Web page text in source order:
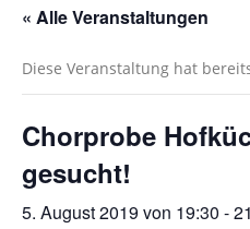
« Alle Veranstaltungen
Diese Veranstaltung hat
Chorprobe
gesucht!
5. August 2019 von 19:30 -